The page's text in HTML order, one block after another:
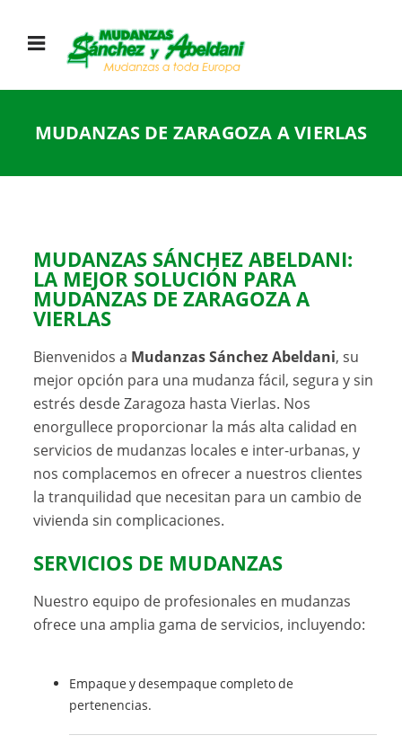
MUDANZAS DE ZARAGOZA A VIERLAS
MUDANZAS SÁNCHEZ ABELDANI:
LA MEJOR SOLUCIÓN PARA
MUDANZAS DE ZARAGOZA A
VIERLAS
Bienvenidos a Mudanzas Sánchez Abeldani, su
mejor opción para una mudanza fácil, segura y sin
estrés desde Zaragoza hasta Vierlas. Nos
enorgullece proporcionar la más alta calidad en
servicios de mudanzas locales e inter-urbanas, y
nos complacemos en ofrecer a nuestros clientes
la tranquilidad que necesitan para un cambio de
vivienda sin complicaciones.
SERVICIOS DE MUDANZAS
Nuestro equipo de profesionales en mudanzas
ofrece una amplia gama de servicios, incluyendo:
Empaque y desempaque completo de
pertenencias.